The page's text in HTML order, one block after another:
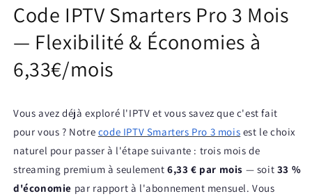
mois
Smarters
Player
Lite
M3u
MegaOTT
mois
/
Smarters
Player
Lite
M3u
MegaOTT
Code IPTV Smarters Pro 3 Mois
— Flexibilité & Économies à
6,33€/mois
Vous avez déjà exploré l'IPTV et vous savez que c'est fait
pour vous ? Notre code IPTV Smarters Pro 3 mois est le choix
naturel pour passer à l'étape suivante : trois mois de
streaming premium à seulement6,33 € par mois — soit 33 %
d'économie par rapport à l'abonnement mensuel. Vous